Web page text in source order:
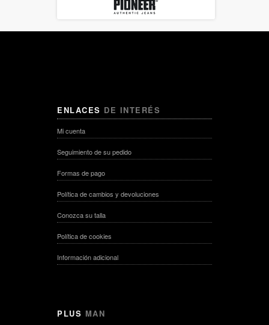
ENLACES DE INTERÉS
Mi cuenta
Seguimiento de su pedido
Formas de pago
Política de cambios y devoluciones
Conozca su talla
Política de cookies
Información adicional
PLUS MAN